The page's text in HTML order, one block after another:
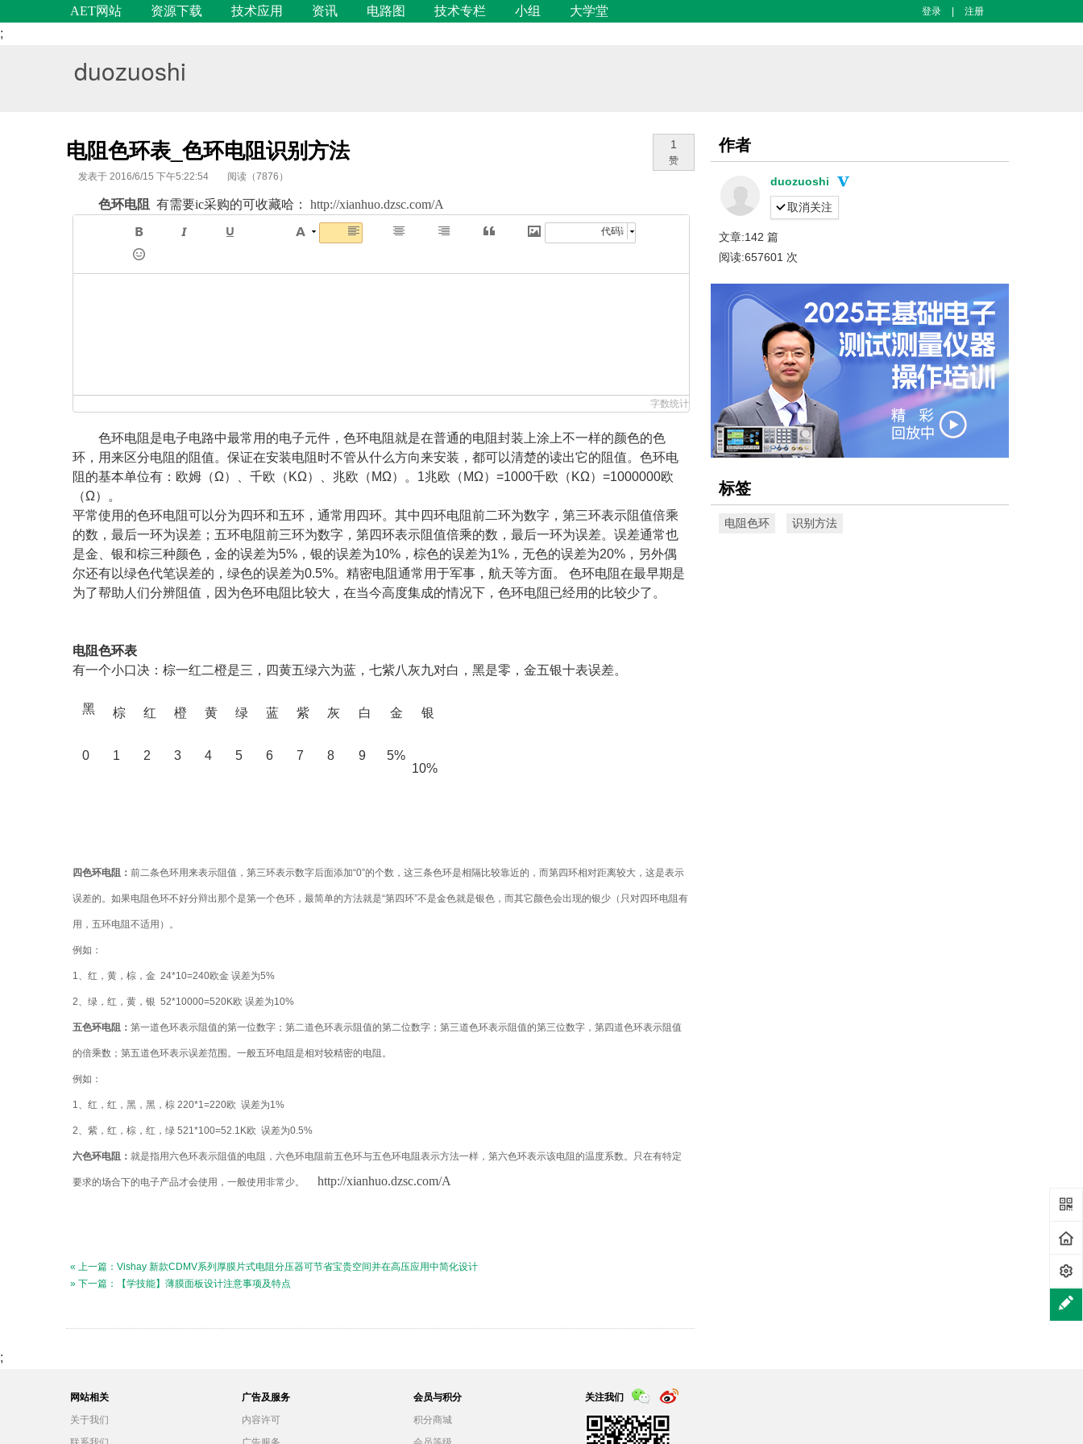
AET网站 资源下载 技术应用 资讯 电路图 技术专栏 小组 大学堂 登录 注册
;
duozuoshi
电阻色环表_色环电阻识别方法 1
赞
发表于 2016/6/15 下午5:22:54
阅读（7876）
色环电阻 有需要ic采购的可收藏哈： http://xianhuo.dzsc.com/A
代码语言
字数统计
色环电阻是电子电路中最常用的电子元件，色环电阻就是在普通的电阻封装上涂上不一样的颜色的色
环，用来区分电阻的阻值。保证在安装电阻时不管从什么方向来安装，都可以清楚的读出它的阻值。色环电
阻的基本单位有：欧姆（Ω）、千欧（KΩ）、兆欧（MΩ）。1兆欧（MΩ）=1000千欧（KΩ）=1000000欧
（Ω）。
平常使用的色环电阻可以分为四环和五环，通常用四环。其中四环电阻前二环为数字，第三环表示阻值倍乘
的数，最后一环为误差；五环电阻前三环为数字，第四环表示阻值倍乘的数，最后一环为误差。误差通常也
是金、银和棕三种颜色，金的误差为5%，银的误差为10%，棕色的误差为1%，无色的误差为20%，另外偶
尔还有以绿色代笔误差的，绿色的误差为0.5%。精密电阻通常用于军事，航天等方面。 色环电阻在最早期是
为了帮助人们分辨阻值，因为色环电阻比较大，在当今高度集成的情况下，色环电阻已经用的比较少了。
电阻色环表
有一个小口决：棕一红二橙是三，四黄五绿六为蓝，七紫八灰九对白，黑是零，金五银十表误差。
黑 棕 红 橙 黄 绿 蓝 紫 灰 白 金 银
0 1 2 3 4 5 6 7 8 9
5%
10%
四色环电阻： 前二条色环用来表示阻值，第三环表示数字后面添加“0”的个数，这三条色环是相隔比较靠近的，而第四环相对距离较大，这是表示
误差的。如果电阻色环不好分辩出那个是第一个色环，最简单的方法就是“第四环”不是金色就是银色，而其它颜色会出现的银少（只对四环电阻有
用，五环电阻不适用）。
例如：
1、红，黄，棕，金 24*10=240欧金 误差为5%
2、绿，红，黄，银 52*10000=520K欧 误差为10%
五色环电阻： 第一道色环表示阻值的第一位数字；第二道色环表示阻值的第二位数字；第三道色环表示阻值的第三位数字，第四道色环表示阻值
的倍乘数；第五道色环表示误差范围。一般五环电阻是相对较精密的电阻。
例如：
1、红，红，黑，黑，棕 220*1=220欧 误差为1%
2、紫，红，棕，红，绿 521*100=52.1K欧 误差为0.5%
六色环电阻： 就是指用六色环表示阻值的电阻，六色环电阻前五色环与五色环电阻表示方法一样，第六色环表示该电阻的温度系数。只在有特定
要求的场合下的电子产品才会使用，一般使用非常少。 http://xianhuo.dzsc.com/A
« 上一篇：Vishay 新款CDMV系列厚膜片式电阻分压器可节省宝贵空间并在高压应用中简化设计
» 下一篇：【学技能】薄膜面板设计注意事项及特点
作者
duozuoshi
取消关注
文章:142 篇
阅读:657601 次
标签
电阻色环 识别方法
;
网站相关
关于我们
广告及服务
内容许可
会员与积分
积分商城
关注我们